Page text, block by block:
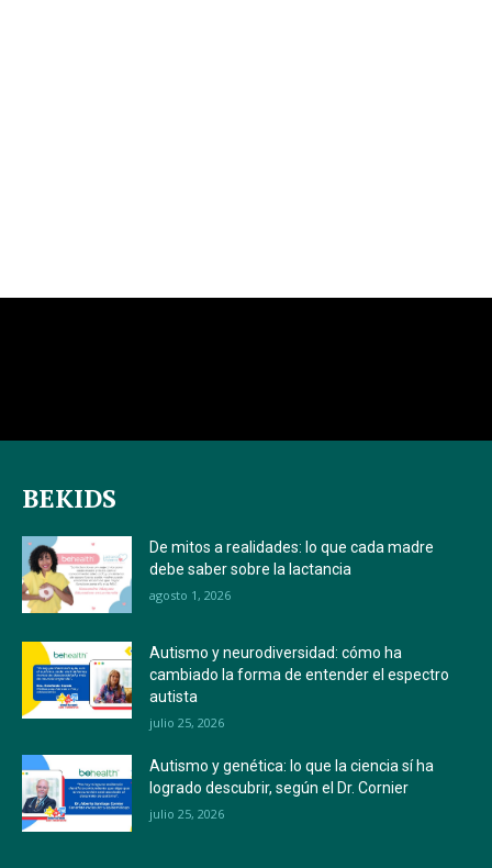
BEKIDS
De mitos a realidades: lo que cada madre
debe saber sobre la lactancia
agosto 1, 2026
Autismo y neurodiversidad: cómo ha
cambiado la forma de entender el espectro
autista
julio 25, 2026
Autismo y genética: lo que la ciencia sí ha
logrado descubrir, según el Dr. Cornier
julio 25, 2026